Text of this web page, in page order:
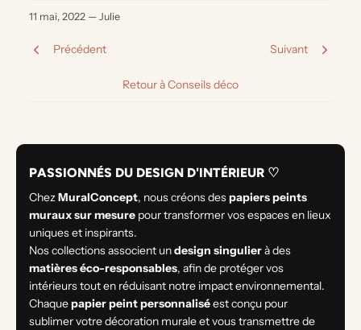
11 mai, 2022 — Julie
Précédent
Retour à Conseils déco
Suivant
PASSIONNÉS DU DESIGN D'INTÉRIEUR ♡
ChezMuralConcept, nous créons despapiers peints
muraux sur mesure pour transformer vos espaces en lieux
uniques et inspirants.
Nos collections associent undesign singulierà des
matières éco-responsables, afin de protéger vos
intérieurs tout en réduisant notre impact environnemental.
Chaquepapier peint personnaliséest conçu pour
sublimer votre décoration murale et vous transmettre de